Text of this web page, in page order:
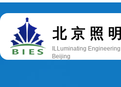
ILLuminating
Beijing
双击此处添加文字
北京照